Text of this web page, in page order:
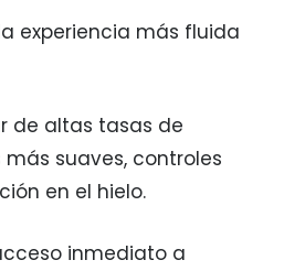
experiencia más fluida
de altas tasas de
suaves, controles
en el hielo.
inmediato a